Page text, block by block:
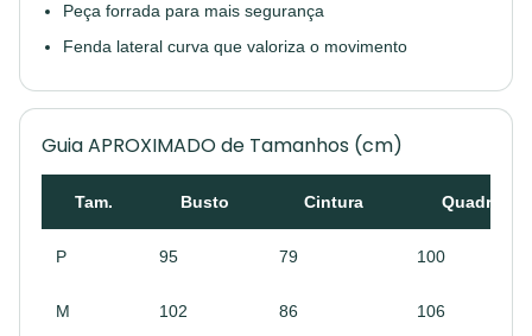
Peça forrada para mais segurança
Fenda lateral curva que valoriza o movimento
Guia APROXIMADO de Tamanhos (cm)
Tam. Busto Cintura Quadril
P 95 79 100
M 102 86 106